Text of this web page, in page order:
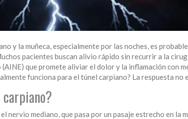
y la muñeca, especialmente por las noches, es
pacientes buscan alivio rápido sin recurrir a la
que promete aliviar el dolor y la inflamación con
funciona para el túnel carpiano? La respuesta no
nervio mediano, que pasa por un pasaje estrecho en la